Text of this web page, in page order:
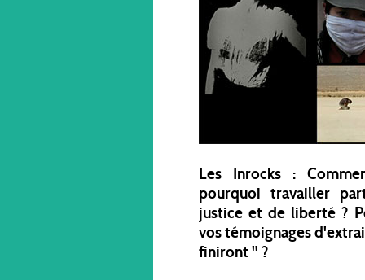
Les Inrocks :
pourquoi travailler
justice et de liberté ?
vos témoignages
finiront " ?